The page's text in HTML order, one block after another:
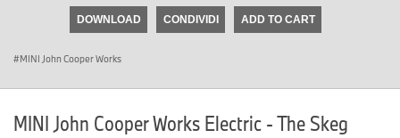
DOWNLOAD CONDIVIDI ADD TO CART
MINI John Cooper Works
MINI John Cooper Works Electric - The Skeg